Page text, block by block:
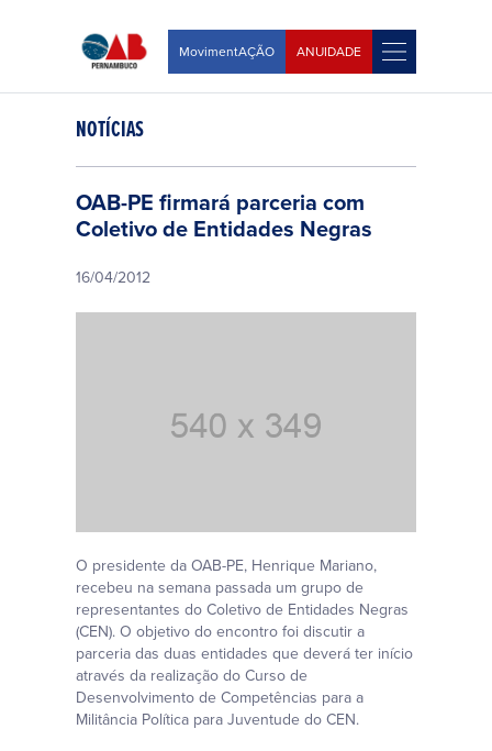
MovimentAÇÃO ANUIDADE
NOTÍCIAS
OAB-PE firmará parceria com
Coletivo de Entidades Negras
16/04/2012
O presidente da OAB-PE, Henrique Mariano,
recebeu na semana passada um grupo de
representantes do Coletivo de Entidades Negras
(CEN). O objetivo do encontro foi discutir a
parceria das duas entidades que deverá ter início
através da realização do Curso de
Desenvolvimento de Competências para a
Militância Política para Juventude do CEN.